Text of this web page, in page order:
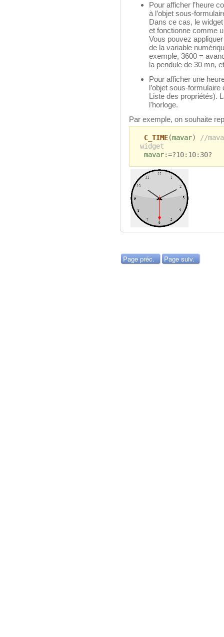
Pour afficher l’heure
à l’objet sous-
Dans ce cas, le
et fonctionne comme
Vous pouvez
de la variable
exemple, 3600 =
la pendule de 30 mn,
Pour afficher une
l’objet sous-
Liste des propriétés).
l'horloge.
Par exemple, on souhaite
C_TIME(mavar)
//
widget
mavar:=?10:10:30?
Page préc. Page suiv.